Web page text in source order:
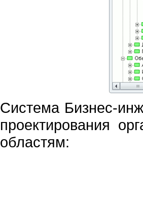
Система Бизнес-
проектирования
областям: